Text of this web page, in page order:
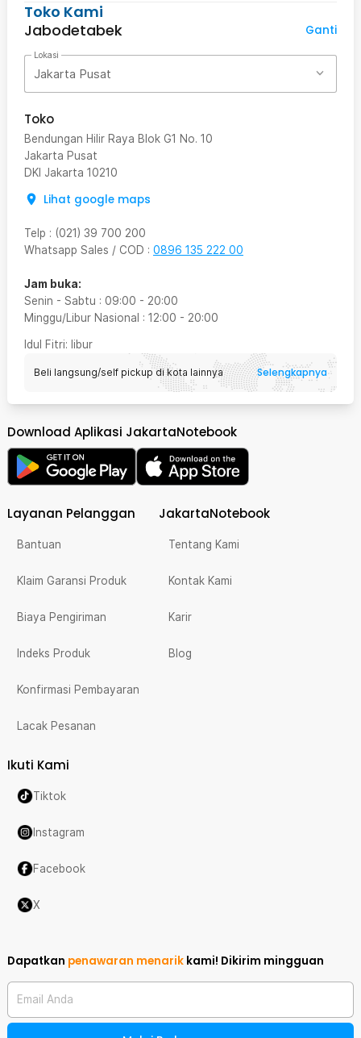
Toko Kami
Jabodetabek
Ganti
Lokasi
Jakarta Pusat
Toko
Bendungan Hilir Raya Blok G1 No. 10
Jakarta Pusat
DKI Jakarta 10210
Lihat google maps
Telp : (021) 39 700 200
Whatsapp Sales / COD : 0896 135 222 00
Jam buka:
Senin - Sabtu : 09:00 - 20:00
Minggu/Libur Nasional : 12:00 - 20:00
Idul Fitri: libur
Beli langsung/self pickup di kota lainnya Selengkapnya
Download Aplikasi JakartaNotebook
Layanan Pelanggan
Bantuan
Klaim Garansi Produk
Biaya Pengiriman
Indeks Produk
Konfirmasi Pembayaran
Lacak Pesanan
JakartaNotebook
Tentang Kami
Kontak Kami
Karir
Blog
Ikuti Kami
Tiktok
Instagram
Facebook
X
Dapatkan penawaran menarik kami! Dikirim mingguan
Email Anda